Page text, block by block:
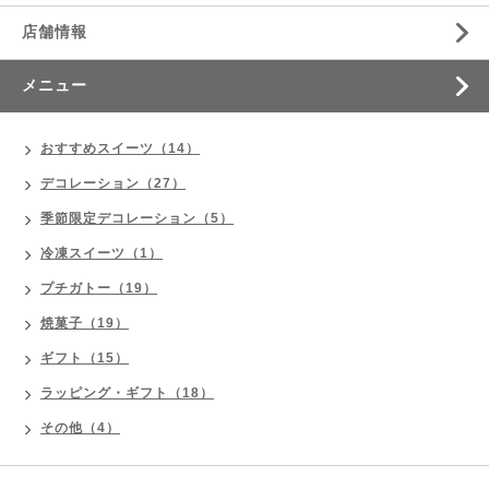
店舗情報
メニュー
おすすめスイーツ（14）
デコレーション（27）
季節限定デコレーション（5）
冷凍スイーツ（1）
プチガトー（19）
焼菓子（19）
ギフト（15）
ラッピング・ギフト（18）
その他（4）